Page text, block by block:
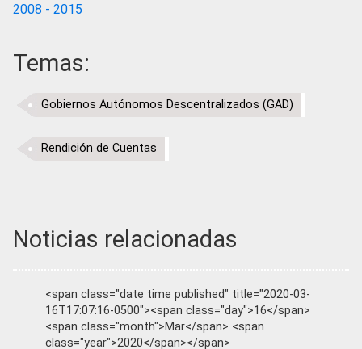
2008 - 2015
Temas:
Gobiernos Autónomos Descentralizados (GAD)
Rendición de Cuentas
Noticias relacionadas
<span class="date time published" title="2020-03-
16T17:07:16-0500"><span class="day">16</span>
<span class="month">Mar</span> <span
class="year">2020</span></span>